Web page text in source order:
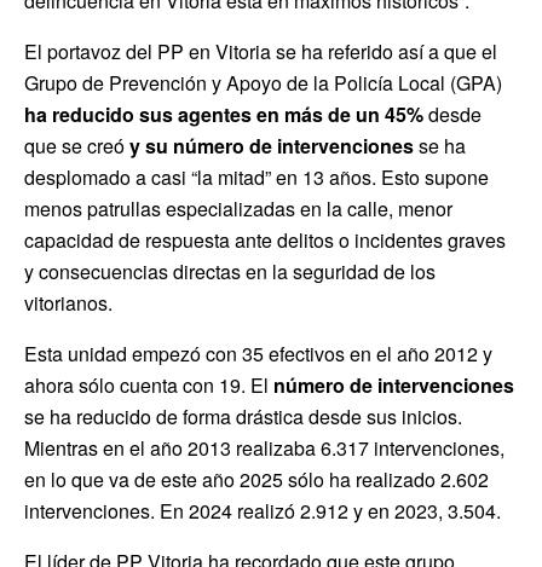
El portavoz del PP en Vitoria se ha referido así a que el
Grupo de Prevención y Apoyo de la Policía Local (GPA)
ha reducido sus agentes en más de un 45%desde
que se creóy su número de intervencionesse ha
desplomado a casi “la mitad” en 13 años. Esto supone
menos patrullas especializadas en la calle, menor
capacidad de respuesta ante delitos o incidentes graves
y consecuencias directas en la seguridad de los
vitorianos.
Esta unidad empezó con 35 efectivos en el año 2012 y
ahora sólo cuenta con 19. El número de intervenciones
se ha reducido de forma drástica desde sus inicios.
Mientras en el año 2013 realizaba 6.317 intervenciones,
en lo que va de este año 2025 sólo ha realizado 2.602
intervenciones. En 2024 realizó 2.912 y en 2023, 3.504.